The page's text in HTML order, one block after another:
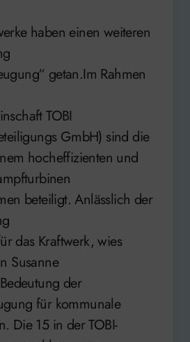
haben einen weiteren
getan.Im Rahmen
TOBI
GmbH) sind die
hocheffizienten und
beteiligt. Anlässlich der
das Kraftwerk, wies
Susanne
der
für kommunale
Die 15 in der TOBI-